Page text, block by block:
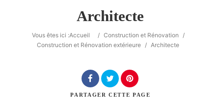
Catégorie
Architecte
Vous êtes ici :Accueil / Construction et Rénovation /
Construction et Rénovation extérieure / Architecte
PARTAGER CETTE PAGE